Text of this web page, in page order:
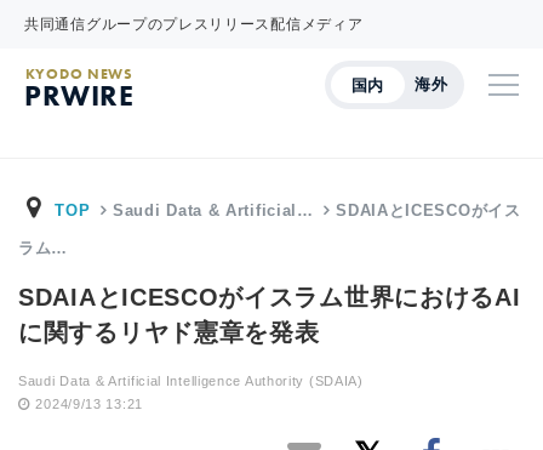
共同通信グループのプレスリリース配信メディア
国内 海外
KYODO NEWS
PRWIRE
TOP Saudi Data & Artificial… SDAIAとICESCOがイス
ラム…
SDAIAとICESCOがイスラム世界におけるAI
に関するリヤド憲章を発表
Saudi Data & Artificial Intelligence Authority (SDAIA)
2024/9/13 13:21